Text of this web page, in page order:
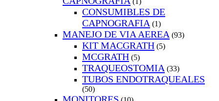
CONSUMIBLES DE
CAPNOGRAFIA (1)
MANEJO DE VIA AEREA (93)
KIT MACGRATH (5)
MCGRATH (5)
TRAQUEOSTOMIA (33)
TUBOS ENDOTRAQUEALES
(50)